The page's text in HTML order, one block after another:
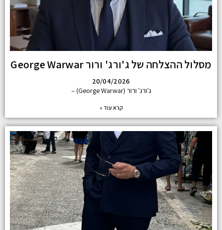
מסלול ההצלחה של ג'ורג' ורור George Warwar
20/04/2026
ג'ורג' ורור (George Warwar) –
קרא עוד »